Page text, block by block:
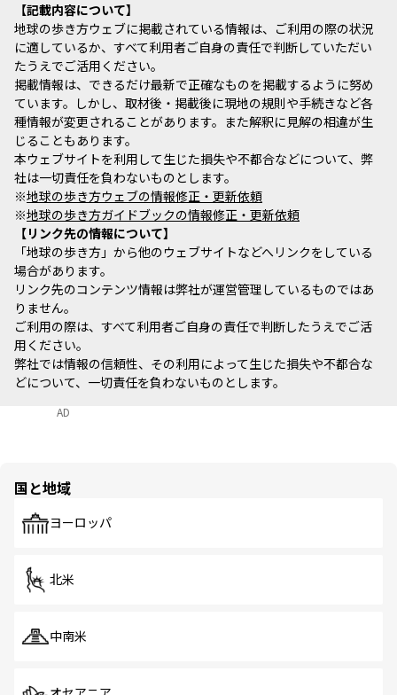
記載内容について
地球の歩き方ウェブに掲載されている情報は、ご利用の際の状況
に適しているか、すべて利用者ご自身の責任で判断していただい
たうえでご活用ください。
掲載情報は、できるだけ最新で正確なものを掲載するように努め
ています。しかし、取材後・掲載後に現地の規則や手続きなど各
種情報が変更されることがあります。また解釈に見解の相違が生
じることもあります。
本ウェブサイトを利用して生じた損失や不都合などについて、弊
社は一切責任を負わないものとします。
※地球の歩き方ウェブの情報修正・更新依頼
※地球の歩き方ガイドブックの情報修正・更新依頼
リンク先の情報について
「地球の歩き方」から他のウェブサイトなどへリンクをしている
場合があります。
リンク先のコンテンツ情報は弊社が運営管理しているものではあ
りません。
ご利用の際は、すべて利用者ご自身の責任で判断したうえでご活
用ください。
弊社では情報の信頼性、その利用によって生じた損失や不都合な
どについて、一切責任を負わないものとします。
AD
国と地域
ヨーロッパ
北米
中南米